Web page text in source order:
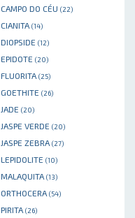
CAMPO DO CÉU (22)
CIANITA (14)
DIOPSIDE (12)
EPIDOTE (20)
FLUORITA (25)
GOETHITE (26)
JADE (20)
JASPE VERDE (20)
JASPE ZEBRA (27)
LEPIDOLITE (10)
MALAQUITA (13)
ORTHOCERA (54)
PIRITA (26)